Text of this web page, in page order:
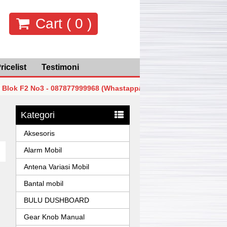
Cart ( 0 )
Testimoni
No3 - 087877999968 (Whastapp/Telp)
No3 - 087877999968 (Whastapp/Telp)
No3 - 087877999968 (Whastapp/Telp)
Kategori
Aksesoris
Alarm Mobil
Antena Variasi Mobil
Bantal mobil
BULU DUSHBOARD
Gear Knob Manual